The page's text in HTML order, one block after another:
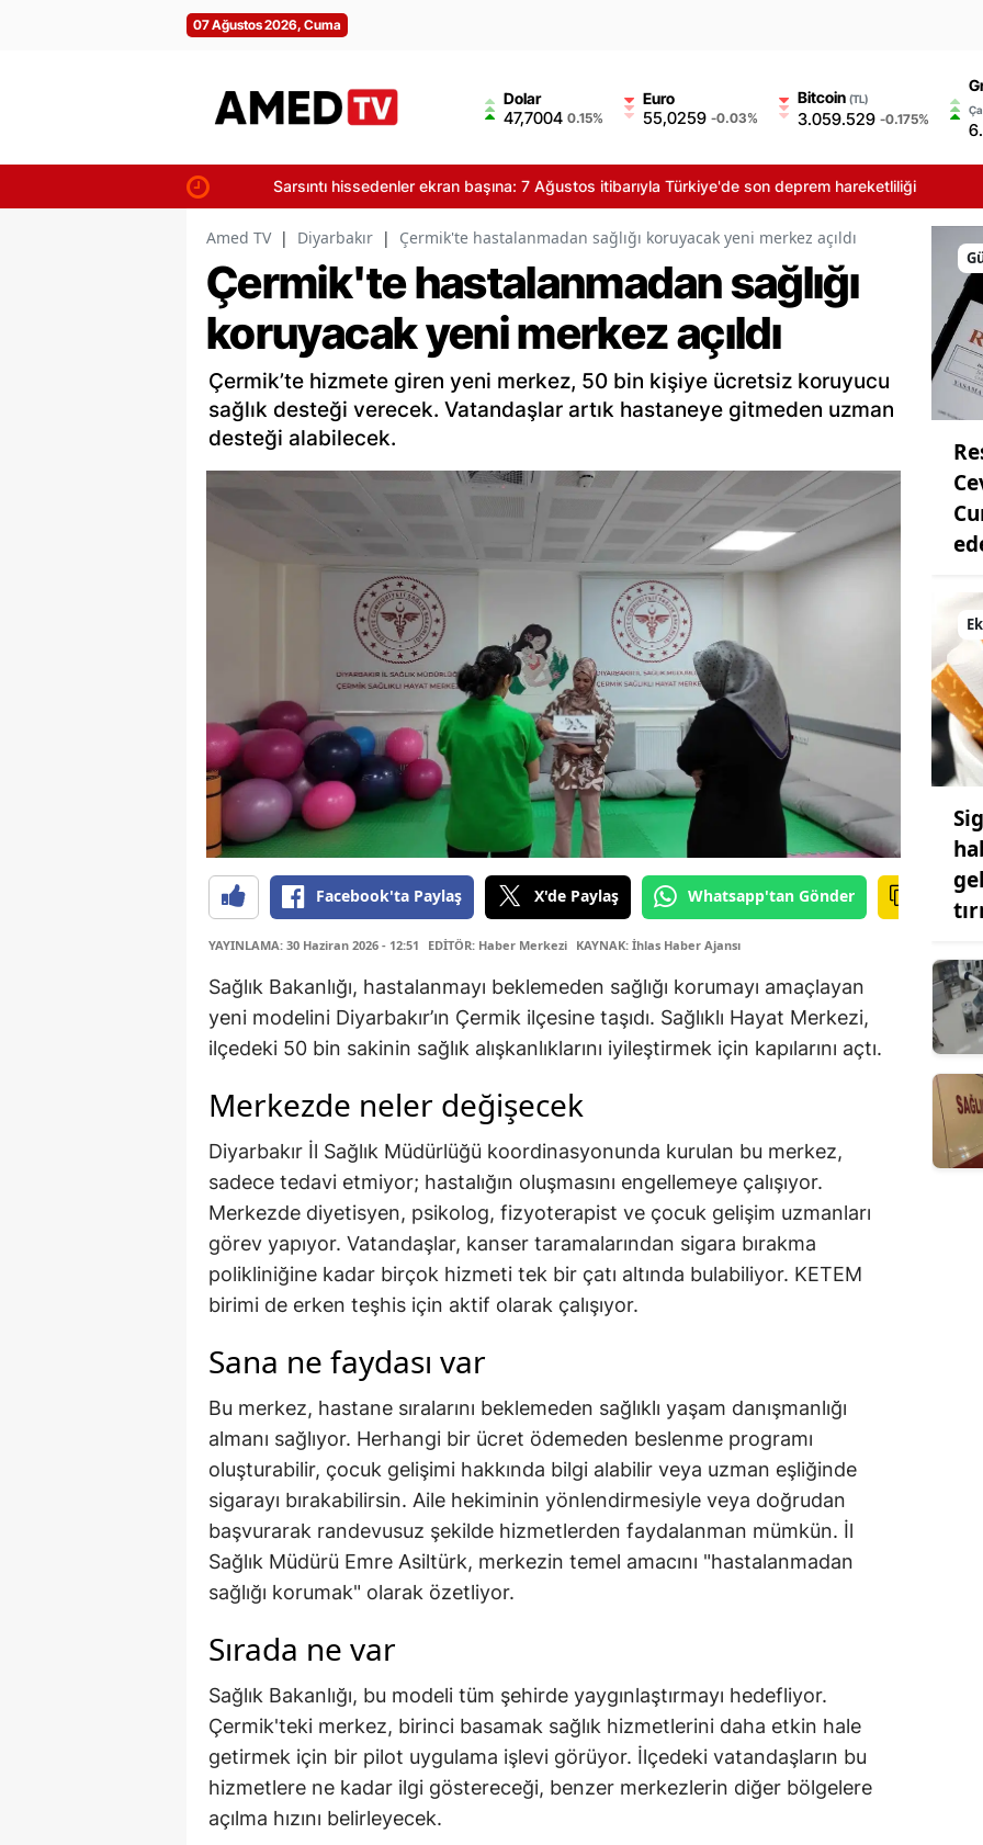
07 Ağustos 2026, Cuma
Dolar
47,7004 0.15%
Euro
55,0259 -0.03%
Bitcoin (TL)
3.059.529 -0.175%
Sarsıntı hissedenler ekran başına: 7 Ağustos itibarıyla Türkiye'de son deprem hareketliliği
Amed TV | Diyarbakır | Çermik'te hastalanmadan sağlığı koruyacak yeni merkez açıldı
Çermik'te hastalanmadan sağlığı
koruyacak yeni merkez açıldı
Çermik’te hizmete giren yeni merkez, 50 bin kişiye ücretsiz koruyucu
sağlık desteği verecek. Vatandaşlar artık hastaneye gitmeden uzman
desteği alabilecek.
Facebook'ta Paylaş X'de Paylaş Whatsapp'tan Gönder
YAYINLAMA: 30 Haziran 2026 - 12:51 EDİTÖR: Haber Merkezi KAYNAK: İhlas Haber Ajansı
Sağlık Bakanlığı, hastalanmayı beklemeden sağlığı korumayı amaçlayan
yeni modelini Diyarbakır’ın Çermik ilçesine taşıdı. Sağlıklı Hayat Merkezi,
ilçedeki 50 bin sakinin sağlık alışkanlıklarını iyileştirmek için kapılarını açtı.
Merkezde neler değişecek
Diyarbakır İl Sağlık Müdürlüğü koordinasyonunda kurulan bu merkez,
sadece tedavi etmiyor; hastalığın oluşmasını engellemeye çalışıyor.
Merkezde diyetisyen, psikolog, fizyoterapist ve çocuk gelişim uzmanları
görev yapıyor. Vatandaşlar, kanser taramalarından sigara bırakma
polikliniğine kadar birçok hizmeti tek bir çatı altında bulabiliyor. KETEM
birimi de erken teşhis için aktif olarak çalışıyor.
Sana ne faydası var
Bu merkez, hastane sıralarını beklemeden sağlıklı yaşam danışmanlığı
almanı sağlıyor. Herhangi bir ücret ödemeden beslenme programı
oluşturabilir, çocuk gelişimi hakkında bilgi alabilir veya uzman eşliğinde
sigarayı bırakabilirsin. Aile hekiminin yönlendirmesiyle veya doğrudan
başvurarak randevusuz şekilde hizmetlerden faydalanman mümkün. İl
Sağlık Müdürü Emre Asiltürk, merkezin temel amacını "hastalanmadan
sağlığı korumak" olarak özetliyor.
Sırada ne var
Sağlık Bakanlığı, bu modeli tüm şehirde yaygınlaştırmayı hedefliyor.
Çermik'teki merkez, birinci basamak sağlık hizmetlerini daha etkin hale
getirmek için bir pilot uygulama işlevi görüyor. İlçedeki vatandaşların bu
hizmetlere ne kadar ilgi göstereceği, benzer merkezlerin diğer bölgelere
açılma hızını belirleyecek.